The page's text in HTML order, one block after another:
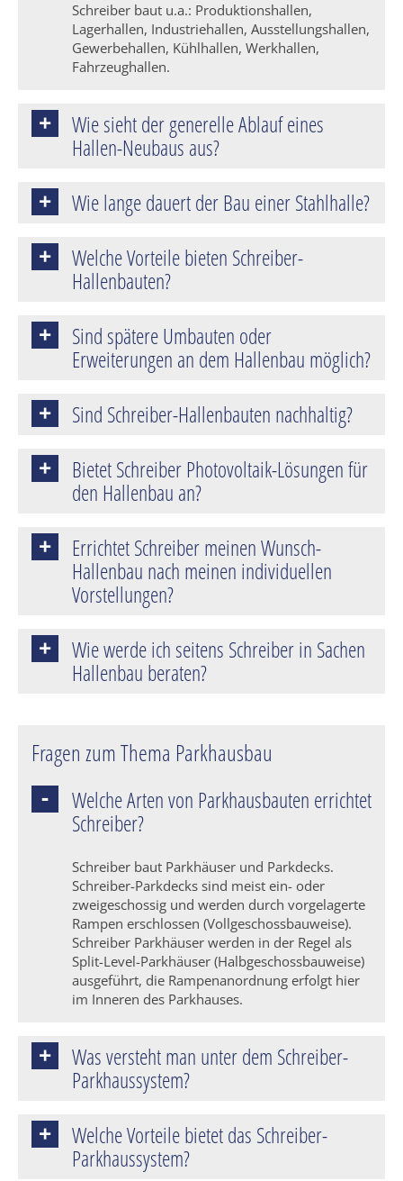
Schreiber baut u.a.: Produktionshallen,
Lagerhallen, Industriehallen, Ausstellungshallen,
Gewerbehallen, Kühlhallen, Werkhallen,
Fahrzeughallen.
Wie sieht der generelle Ablauf eines
Hallen-Neubaus aus?
Wie lange dauert der Bau einer Stahlhalle?
Welche Vorteile bieten Schreiber-
Hallenbauten?
Sind spätere Umbauten oder
Erweiterungen an dem Hallenbau möglich?
Sind Schreiber-Hallenbauten nachhaltig?
Bietet Schreiber Photovoltaik-Lösungen für
den Hallenbau an?
Errichtet Schreiber meinen Wunsch-
Hallenbau nach meinen individuellen
Vorstellungen?
Wie werde ich seitens Schreiber in Sachen
Hallenbau beraten?
Fragen zum Thema Parkhausbau
Welche Arten von Parkhausbauten errichtet
Schreiber?
Schreiber baut Parkhäuser und Parkdecks.
Schreiber-Parkdecks sind meist ein- oder
zweigeschossig und werden durch vorgelagerte
Rampen erschlossen (Vollgeschossbauweise).
Schreiber Parkhäuser werden in der Regel als
Split-Level-Parkhäuser (Halbgeschossbauweise)
ausgeführt, die Rampenanordnung erfolgt hier
im Inneren des Parkhauses.
Was versteht man unter dem Schreiber-
Parkhaussystem?
Welche Vorteile bietet das Schreiber-
Parkhaussystem?